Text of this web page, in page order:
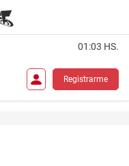
01:03 HS.
Registrarme